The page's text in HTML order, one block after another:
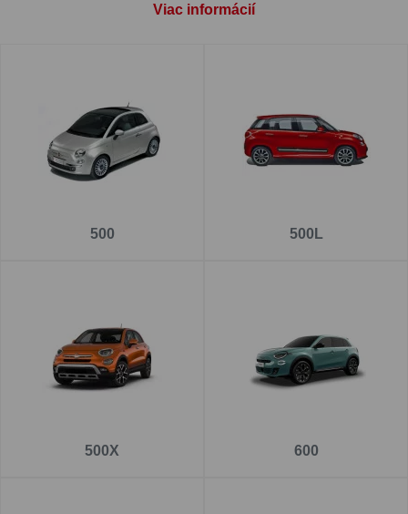
Ivachnová, Senec alebo Prešov.
Viac informácií
500 500L
500X 600